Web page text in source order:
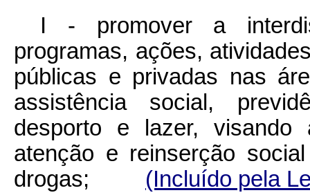
I - promover a
programas, ações,
públicas e privadas nas
assistência social,
desporto e lazer,
atenção e reinserção
drogas; (Incluído pela